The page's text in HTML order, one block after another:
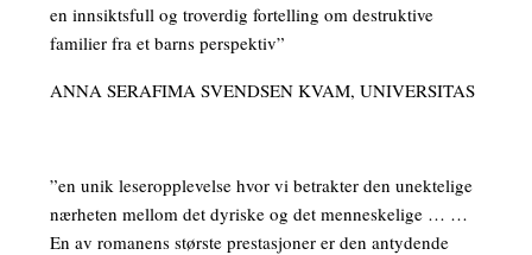
en innsiktsfull og troverdig fortelling om destruktive
familier fra et barns perspektiv”
ANNA SERAFIMA SVENDSEN KVAM, UNIVERSITAS
”en unik leseropplevelse hvor vi betrakter den unektelige
nærheten mellom det dyriske og det menneskelige … …
En av romanens største prestasjoner er den antydende